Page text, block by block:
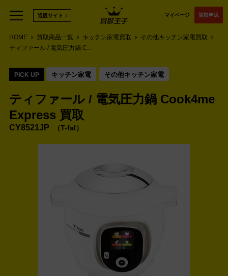
マイページ 買取申込
通販サイト
HOME 買取商品一覧 キッチン家電買取
その他キッチン家電買取
ティファール / 電気圧力鍋 C...
PICK UP キッチン家電 その他キッチン家電
ティファール / 電気圧力鍋 Cook4me
Express 買取
CY8521JP T-fal